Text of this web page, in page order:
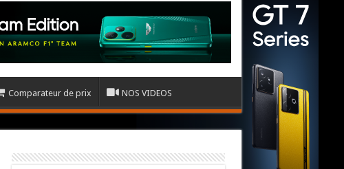
Comparateur de prix NOS VIDEOS